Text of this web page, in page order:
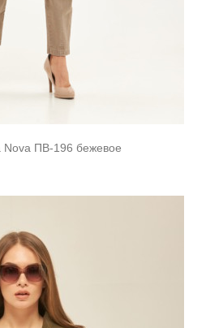
Nova ПВ-196 бежевое